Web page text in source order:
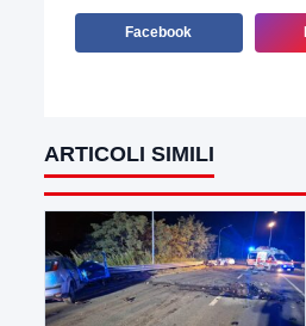
Facebook
ARTICOLI SIMILI